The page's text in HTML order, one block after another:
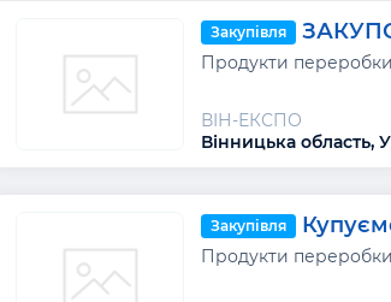
Закупівля
Продукти
ВІН-ЕКСПО
Вінницька область,
Закупівля
Продукти